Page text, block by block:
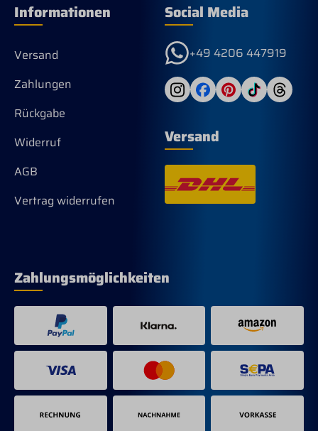
Informationen
Versand
Zahlungen
Rückgabe
Widerruf
AGB
Vertrag widerrufen
Social Media
+49 4206 447919
Versand
Zahlungsmöglichkeiten